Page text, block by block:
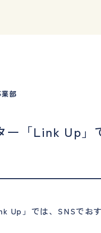
部
ー「Link Up」
Up」では、SNSでお